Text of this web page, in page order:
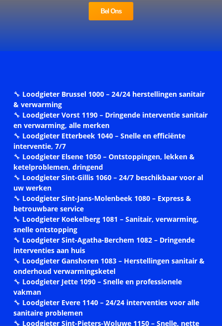
Bel Ons
🔧 Loodgieter Brussel 1000 – 24/24 herstellingen sanitair
& verwarming
🔧 Loodgieter Vorst 1190 – Dringende interventie sanitair
en verwarming, alle merken
🔧 Loodgieter Etterbeek 1040 – Snelle en efficiënte
interventie, 7/7
🔧 Loodgieter Elsene 1050 – Ontstoppingen, lekken &
ketelproblemen, dringend
🔧 Loodgieter Sint-Gillis 1060 – 24/7 beschikbaar voor al
uw werken
🔧 Loodgieter Sint-Jans-Molenbeek 1080 – Express &
betrouwbare service
🔧 Loodgieter Koekelberg 1081 – Sanitair, verwarming,
snelle ontstopping
🔧 Loodgieter Sint-Agatha-Berchem 1082 – Dringende
interventies aan huis
🔧 Loodgieter Ganshoren 1083 – Herstellingen sanitair &
onderhoud verwarmingsketel
🔧 Loodgieter Jette 1090 – Snelle en professionele
vakman
🔧 Loodgieter Evere 1140 – 24/24 interventies voor alle
sanitaire problemen
🔧 Loodgieter Sint-Pieters-Woluwe 1150 – Snelle, nette